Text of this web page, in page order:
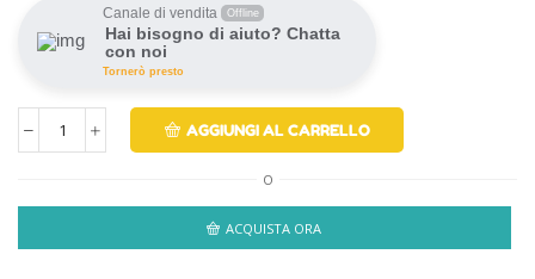
Canale di vendita Offline
Hai bisogno di aiuto? Chatta
con noi
Tornerò presto
AGGIUNGI AL CARRELLO
O
ACQUISTA ORA